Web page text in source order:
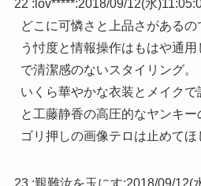
22 : lov*****:2018/09/12(水
どこに可憐さと上品さがある
う忖度と情報操作はもはや通
で清潔感のないスタイリング。
いくら華やかな衣装とメイク
と工藤静香の高圧的なヤンキー
ゴリ押しの画像テロは止めてほ